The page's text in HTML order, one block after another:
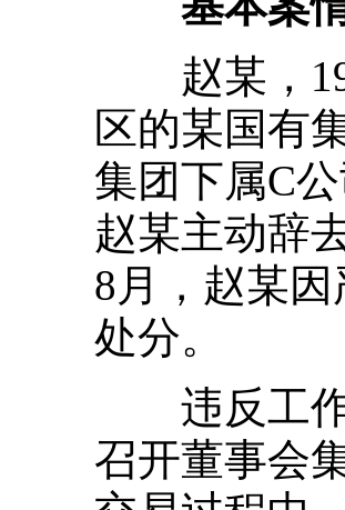
赵某，
区的某国有
集团下属C
赵某主动辞
8月，赵某
处分。
违反工作
召开董事会